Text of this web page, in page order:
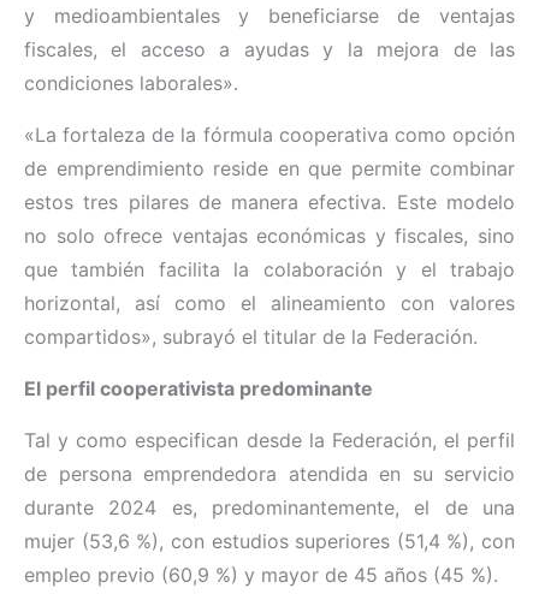
y medioambientales y beneficiarse de ventajas
fiscales, el acceso a ayudas y la mejora de las
condiciones laborales».
«La fortaleza de la fórmula cooperativa como opción
de emprendimiento reside en que permite combinar
estos tres pilares de manera efectiva. Este modelo
no solo ofrece ventajas económicas y fiscales, sino
que también facilita la colaboración y el trabajo
horizontal, así como el alineamiento con valores
compartidos», subrayó el titular de la Federación.
El perfil cooperativista predominante
Tal y como especifican desde la Federación, el perfil
de persona emprendedora atendida en su servicio
durante 2024 es, predominantemente, el de una
mujer (53,6 %), con estudios superiores (51,4 %), con
empleo previo (60,9 %) y mayor de 45 años (45 %).